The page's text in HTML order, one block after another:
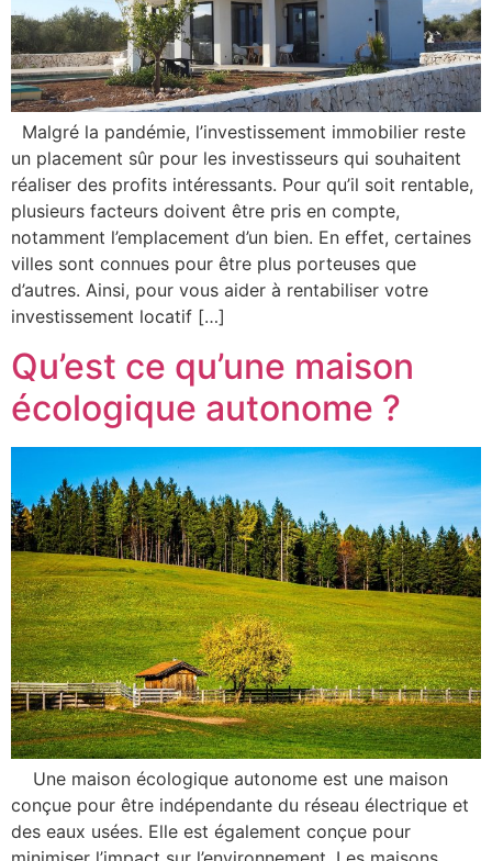
Malgré la pandémie, l’investissement immobilier reste
un placement sûr pour les investisseurs qui souhaitent
réaliser des profits intéressants. Pour qu’il soit rentable,
plusieurs facteurs doivent être pris en compte,
notamment l’emplacement d’un bien. En effet, certaines
villes sont connues pour être plus porteuses que
d’autres. Ainsi, pour vous aider à rentabiliser votre
investissement locatif […]
Qu’est ce qu’une maison
écologique autonome ?
Une maison écologique autonome est une maison
conçue pour être indépendante du réseau électrique et
des eaux usées. Elle est également conçue pour